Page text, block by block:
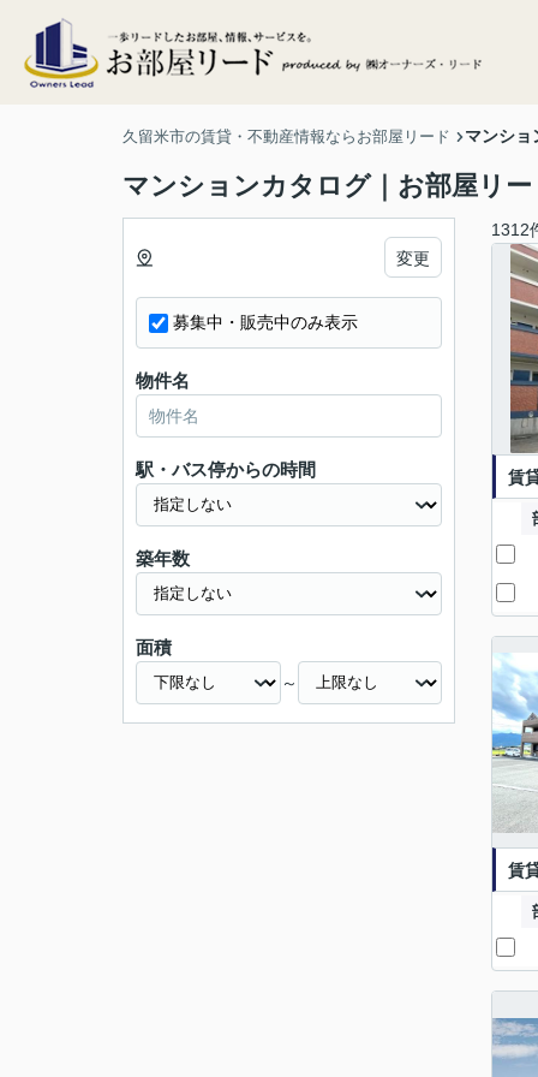
久留米市の賃貸・不動産情報ならお部屋リード マンショ
マンションカタログ｜お部屋リー
変更
募集中・販売中のみ表示
物件名
駅・バス停からの時間
築年数
面積
～
1312
賃
賃